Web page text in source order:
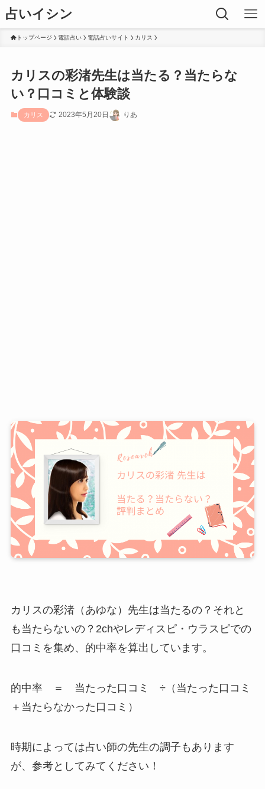
占いイシン
トップページ 電話占い 電話占いサイト カリス
カリスの彩渚先生は当たる？当たらな
い？口コミと体験談
カリス 2023年5月20日 りあ
カリスの彩渚（あゆな）先生は当たるの？それと
も当たらないの？2chやレディスピ・ウラスピでの
口コミを集め、的中率を算出しています。
的中率 ＝ 当たった口コミ ÷（当たった口コミ
＋当たらなかった口コミ）
時期によっては占い師の先生の調子もあります
が、参考としてみてください！